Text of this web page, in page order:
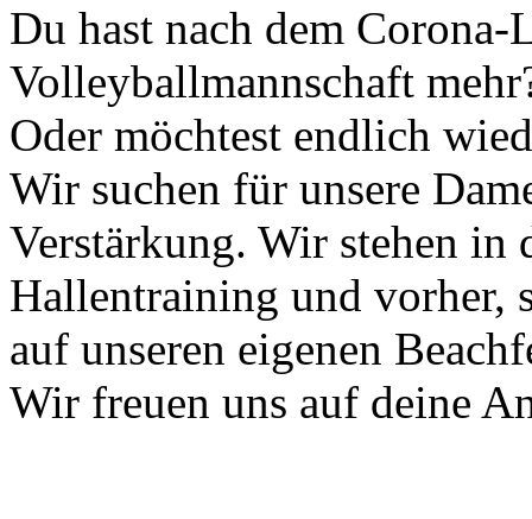
Du hast nach dem
Volleyballmannschaft
Oder möchtest endlich
Wir suchen für unsere
Verstärkung. Wir stehen in
Hallentraining und vorher,
auf unseren eigenen
Wir freuen uns auf deine